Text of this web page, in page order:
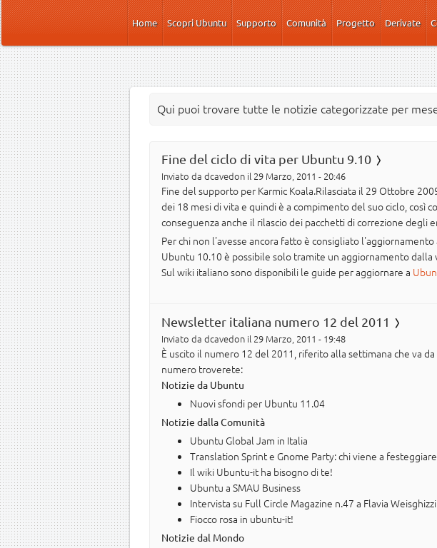
Salta al contenuto principale
Home
Scopri Ubuntu Supporto Comunità Progetto Derivate
Qui puoi trovare tutte le notizie categorizzate per
Fine del ciclo di vita per Ubuntu 9.10
Inviato da dcavedon il 29 Marzo, 2011 - 20:46
Fine del supporto per Karmic Koala.Rilasciata il 29 Ottobre
dei 18 mesi di vita e quindi è a compimento del suo ciclo, così
conseguenza anche il rilascio dei pacchetti di correzione degli
Per chi non l'avesse ancora fatto è consigliato
Ubuntu 10.10 è possibile solo tramite un aggiornamento dalla
Sul wiki italiano sono disponibili le guide per aggiornare a
Newsletter italiana numero 12 del 2011
Inviato da dcavedon il 29 Marzo, 2011 - 19:48
È uscito il numero 12 del 2011, riferito alla settimana che va
numero troverete:
Notizie da Ubuntu
Nuovi sfondi per Ubuntu 11.04
Notizie dalla Comunità
Ubuntu Global Jam in Italia
Translation Sprint e Gnome Party: chi viene a
Il wiki Ubuntu-it ha bisogno di te!
Ubuntu a SMAU Business
Intervista su Full Circle Magazine n.47 a Flavia Weisghizzi
Fiocco rosa in ubuntu-it!
Notizie dal Mondo